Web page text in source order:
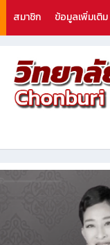
สมาชิก ข้อมูลเพิ่มเติม